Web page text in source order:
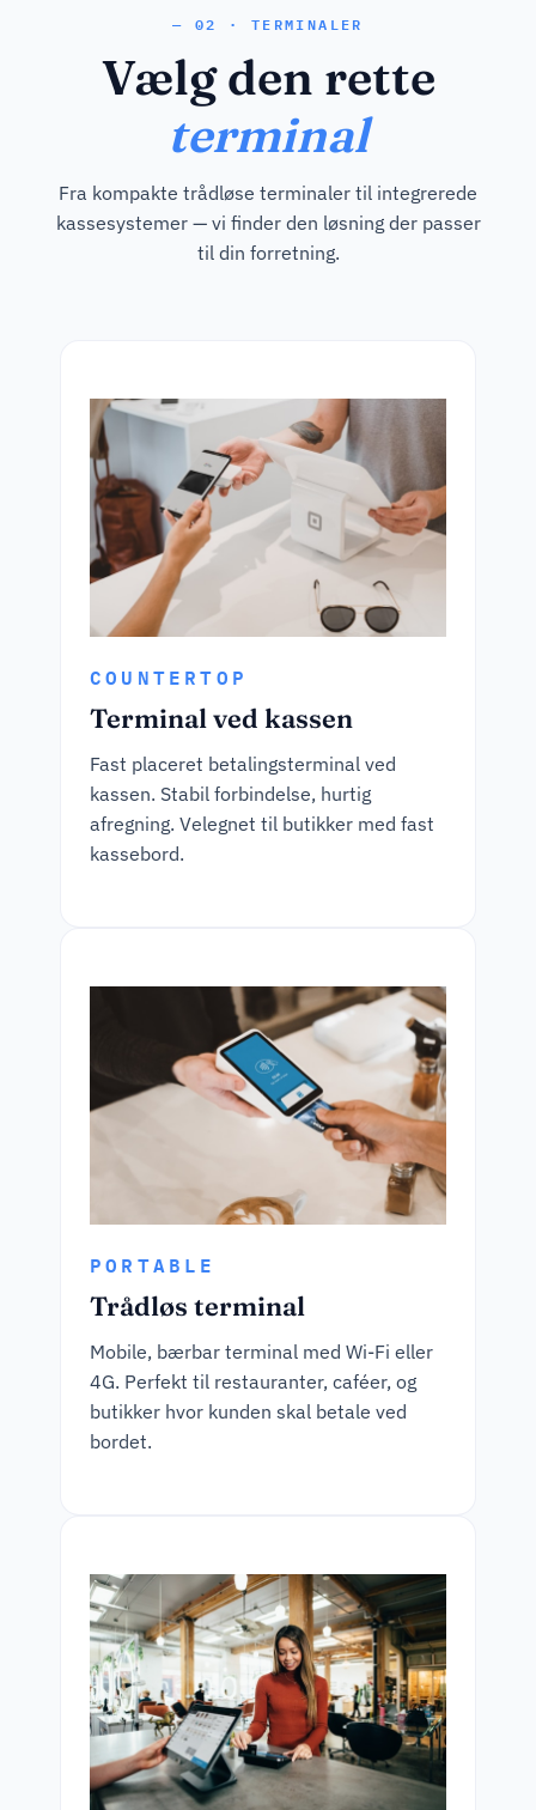
— 02 · TERMINALER
Vælg den rette
terminal
Fra kompakte trådløse terminaler til integrerede
kassesystemer — vi finder den løsning der passer
til din forretning.
COUNTERTOP
Terminal ved kassen
Fast placeret betalingsterminal ved
kassen. Stabil forbindelse, hurtig
afregning. Velegnet til butikker med fast
kassebord.
PORTABLE
Trådløs terminal
Mobile, bærbar terminal med Wi-Fi eller
4G. Perfekt til restauranter, caféer, og
butikker hvor kunden skal betale ved
bordet.